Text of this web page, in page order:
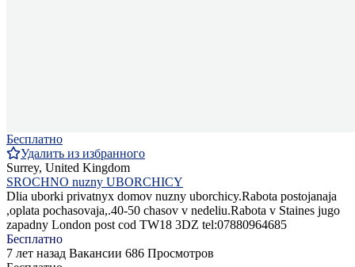
Бесплатно
Удалить из избранного
Surrey, United Kingdom
SROCHNO nuzny UBORCHICY
Dlia uborki privatnyx domov nuzny uborchicy.Rabota postojanaja
,oplata pochasovaja,.40-50 chasov v nedeliu.Rabota v Staines jugo
zapadny London post cod TW18 3DZ tel:07880964685
Бесплатно
7 лет назад Вакансии 686 Просмотров